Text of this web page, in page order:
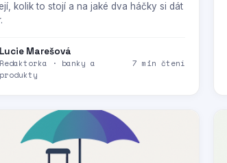
kolik to stojí a na jaké dva háčky si dát
Lucie Marešová
Redaktorka · banky a
produkty
7 min čtení